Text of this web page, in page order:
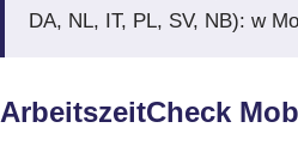
DA, NL, IT, PL, SV, NB): w
ArbeitszeitCheck